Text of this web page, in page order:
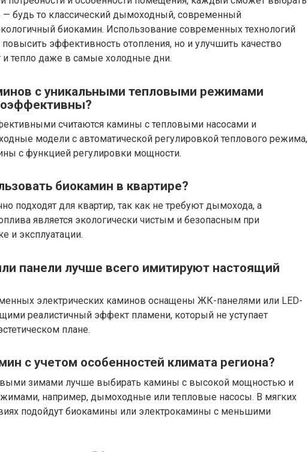
будь то классический дымоходный, современный
биокамин. Использование современных технологий
повысить эффективность отопления, но и улучшить качество
и тепло даже в самые холодные дни.
с уникальными тепловыми режимами
считаются камины с тепловыми насосами и
модели с автоматической регулировкой теплового режима,
с функцией регулировки мощности.
биокамин в квартире?
подходят для квартир, так как не требуют дымохода, а
является экологически чистым и безопасным при
и эксплуатации.
панели лучше всего имитируют настоящий
электрических каминов оснащены ЖК-панелями или LED-
реалистичный эффект пламени, который не уступает
плане.
с учетом особенностей климата региона?
зимами лучше выбирать камины с высокой мощностью и
например, дымоходные или тепловые насосы. В мягких
подойдут биокамины или электрокамины с меньшими